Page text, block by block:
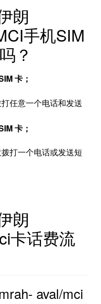
朗
手机SIM
？
卡；
任意一个电话和发送
卡；
打一个电话或发送短
朗
卡话费流
aval/mci